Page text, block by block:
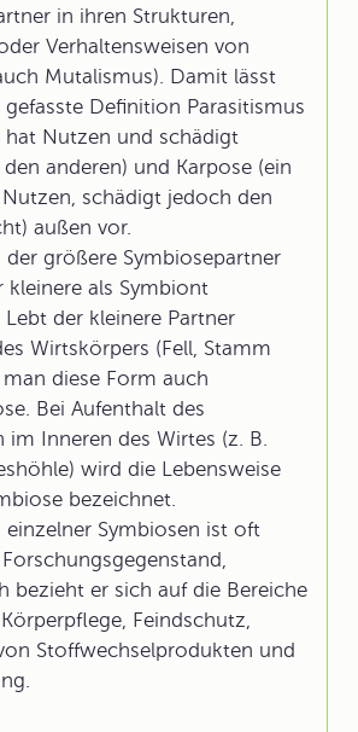
in ihren Strukturen,
Verhaltensweisen von
Mutalismus). Damit lässt
gefasste Definition Parasitismus
hat Nutzen und schädigt
anderen) und Karpose (ein
schädigt jedoch den
außen vor.
größere Symbiosepartner
kleinere als Symbiont
der kleinere Partner
Wirtskörpers (Fell, Stamm
diese Form auch
Bei Aufenthalt des
im Inneren des Wirtes (z. B.
wird die Lebensweise
bezeichnet.
einzelner Symbiosen ist oft
bezieht er sich auf die Bereiche
Feindschutz,
Stoffwechselprodukten und